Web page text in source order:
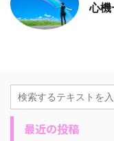
心機
最近の投稿